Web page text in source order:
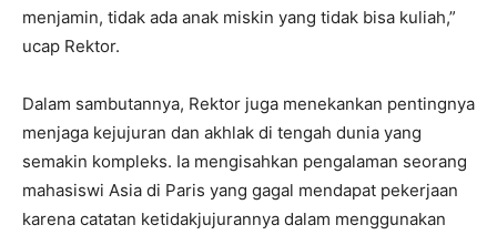
menjamin, tidak ada anak miskin yang tidak bisa kuliah,”
ucap Rektor.
Dalam sambutannya, Rektor juga menekankan pentingnya
menjaga kejujuran dan akhlak di tengah dunia yang
semakin kompleks. Ia mengisahkan pengalaman seorang
mahasiswi Asia di Paris yang gagal mendapat pekerjaan
karena catatan ketidakjujurannya dalam menggunakan